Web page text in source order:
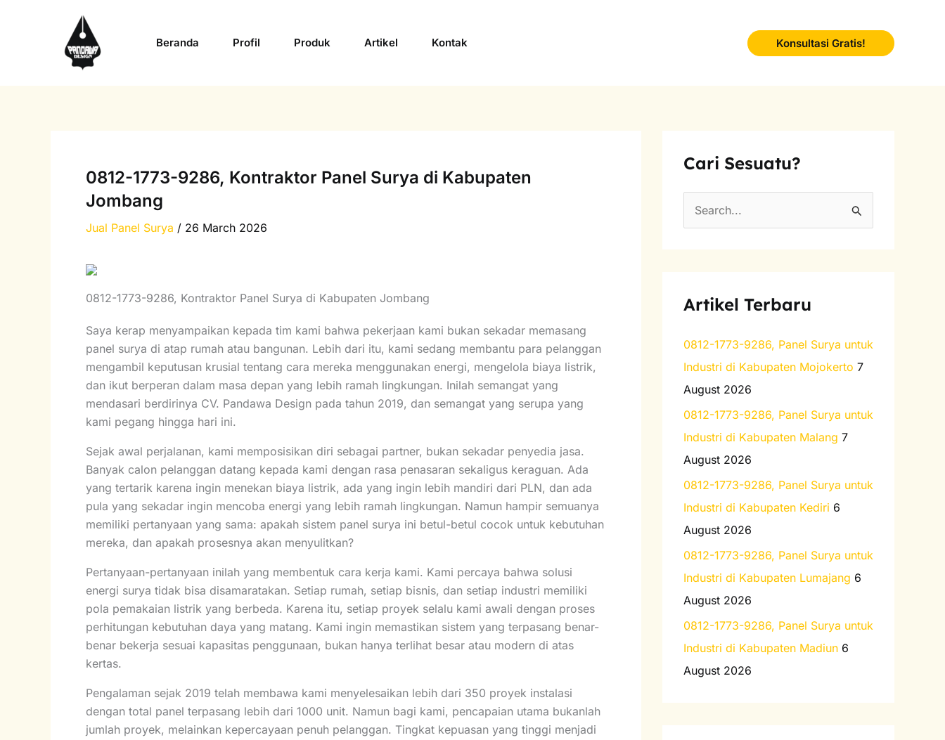
Beranda Profil Produk Artikel Kontak Konsultasi Gratis!
0812-1773-9286, Kontraktor Panel Surya di Kabupaten
Jombang
Jual Panel Surya / 26 March 2026
0812-1773-9286, Kontraktor Panel Surya di Kabupaten Jombang
Saya kerap menyampaikan kepada tim kami bahwa pekerjaan kami bukan sekadar memasang
panel surya di atap rumah atau bangunan. Lebih dari itu, kami sedang membantu para pelanggan
mengambil keputusan krusial tentang cara mereka menggunakan energi, mengelola biaya listrik,
dan ikut berperan dalam masa depan yang lebih ramah lingkungan. Inilah semangat yang
mendasari berdirinya CV. Pandawa Design pada tahun 2019, dan semangat yang serupa yang
kami pegang hingga hari ini.
Sejak awal perjalanan, kami memposisikan diri sebagai partner, bukan sekadar penyedia jasa.
Banyak calon pelanggan datang kepada kami dengan rasa penasaran sekaligus keraguan. Ada
yang tertarik karena ingin menekan biaya listrik, ada yang ingin lebih mandiri dari PLN, dan ada
pula yang sekadar ingin mencoba energi yang lebih ramah lingkungan. Namun hampir semuanya
memiliki pertanyaan yang sama: apakah sistem panel surya ini betul-betul cocok untuk kebutuhan
mereka, dan apakah prosesnya akan menyulitkan?
Pertanyaan-pertanyaan inilah yang membentuk cara kerja kami. Kami percaya bahwa solusi
energi surya tidak bisa disamaratakan. Setiap rumah, setiap bisnis, dan setiap industri memiliki
pola pemakaian listrik yang berbeda. Karena itu, setiap proyek selalu kami awali dengan proses
perhitungan kebutuhan daya yang matang. Kami ingin memastikan sistem yang terpasang benar-
benar bekerja sesuai kapasitas penggunaan, bukan hanya terlihat besar atau modern di atas
kertas.
Pengalaman sejak 2019 telah membawa kami menyelesaikan lebih dari 350 proyek instalasi
dengan total panel terpasang lebih dari 1000 unit. Namun bagi kami, pencapaian utama bukanlah
jumlah proyek, melainkan kepercayaan penuh pelanggan. Tingkat kepuasan yang tinggi menjadi
Cari Sesuatu?
c
f
o
r
:
Artikel Terbaru
0812-1773-9286, Panel Surya untuk
Industri di Kabupaten Mojokerto 7
August 2026
0812-1773-9286, Panel Surya untuk
Industri di Kabupaten Malang 7
August 2026
0812-1773-9286, Panel Surya untuk
Industri di Kabupaten Kediri 6
August 2026
0812-1773-9286, Panel Surya untuk
Industri di Kabupaten Lumajang 6
August 2026
0812-1773-9286, Panel Surya untuk
Industri di Kabupaten Madiun 6
August 2026